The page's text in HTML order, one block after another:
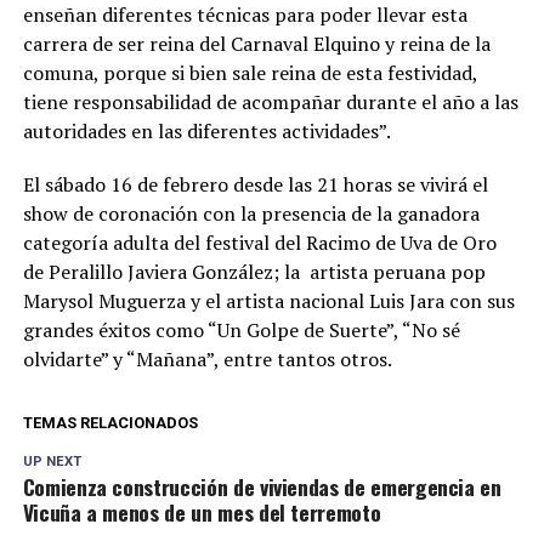
enseñan diferentes técnicas para poder llevar esta
carrera de ser reina del Carnaval Elquino y reina de la
comuna, porque si bien sale reina de esta festividad,
tiene responsabilidad de acompañar durante el año a las
autoridades en las diferentes actividades”.
El sábado 16 de febrero desde las 21 horas se vivirá el
show de coronación con la presencia de la ganadora
categoría adulta del festival del Racimo de Uva de Oro
de Peralillo Javiera González; la artista peruana pop
Marysol Muguerza y el artista nacional Luis Jara con sus
grandes éxitos como “Un Golpe de Suerte”, “No sé
olvidarte” y “Mañana”, entre tantos otros.
TEMAS RELACIONADOS
UP NEXT
Comienza construcción de viviendas de emergencia en
Vicuña a menos de un mes del terremoto